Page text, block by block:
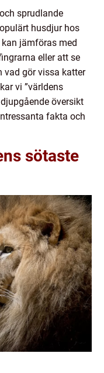
sprudlande
husdjur hos
jämföras med
eller att se
vad gör vissa katter
vi ”världens
översikt
fakta och
sötaste